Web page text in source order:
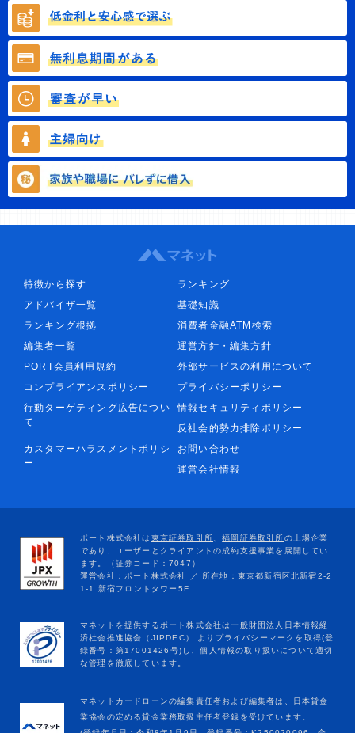
特徴から探す
ランキング
アドバイザ一覧
基礎知識
ランキング根拠
消費者金融ATM検索
編集者一覧
運営方針・編集方針
PORT会員利用規約
外部サービスの利用について
コンプライアンスポリシー
プライバシーポリシー
行動ターゲティング広告につい
て
情報セキュリティポリシー
反社会的勢力排除ポリシー
カスタマーハラスメントポリシ
ー
お問い合わせ
運営会社情報
マネットカードローンの編集責任者および編集者は、日本貸金
業協会の定める貸金業務取扱主任者登録を受けています。